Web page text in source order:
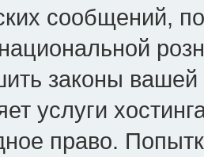
сообщений,
законы
услуги
право.